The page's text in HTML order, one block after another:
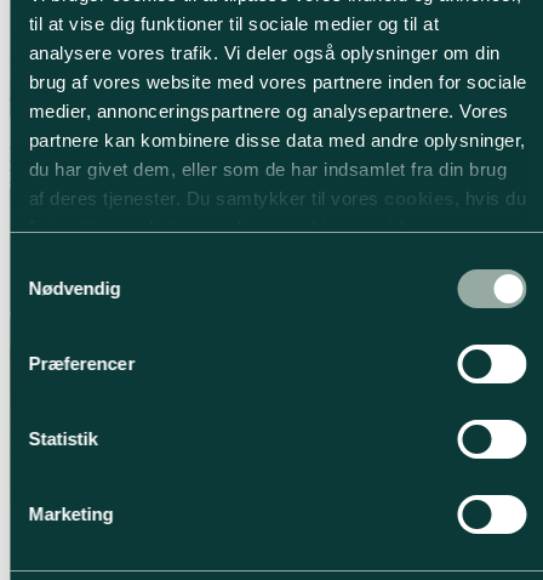
til at vise dig funktioner til sociale medier og til at
analysere vores trafik. Vi deler også oplysninger om din
brug af vores website med vores partnere inden for sociale
medier, annonceringspartnere og analysepartnere. Vores
partnere kan kombinere disse data med andre oplysninger,
du har givet dem, eller som de har indsamlet fra din brug
af deres tjenester. Du samtykker til vores
cookies
, hvis du
fortsætter med at anvende vores hjemmeside.
Nødvendig
Præferencer
Statistik
Marketing
Modern
Mørk sand